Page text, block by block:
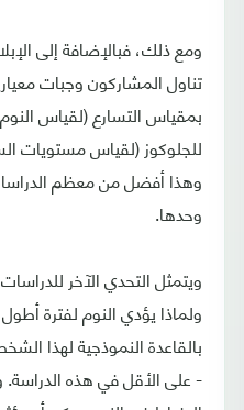
ومع ذلك، فبالإضافة إلى
تناول المشاركون وجبات
بمقياس التسارع (لقياس
للجلوكوز (لقياس مستويات
وهذا أفضل من معظم
وحدها.
ويتمثل التحدي الآخر
ولماذا يؤدي النوم لفترة
بالقاعدة النموذجية لهذا
- على الأقل في هذه الدراسة.